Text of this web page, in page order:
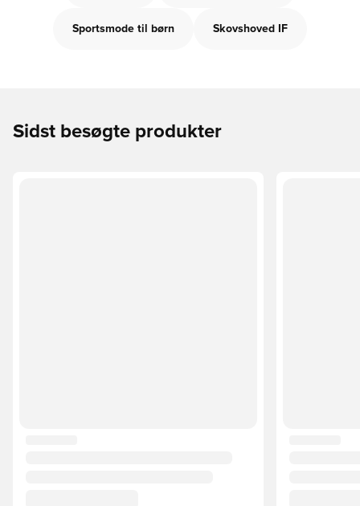
Sportsmode til børn Skovshoved IF
Sidst besøgte produkter